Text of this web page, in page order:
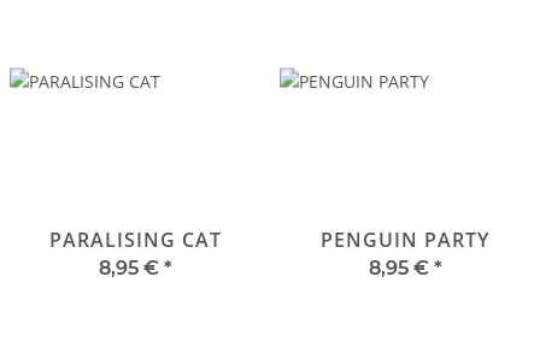
PARALISING CAT
8,95 € *
PENGUIN PARTY
8,95 € *